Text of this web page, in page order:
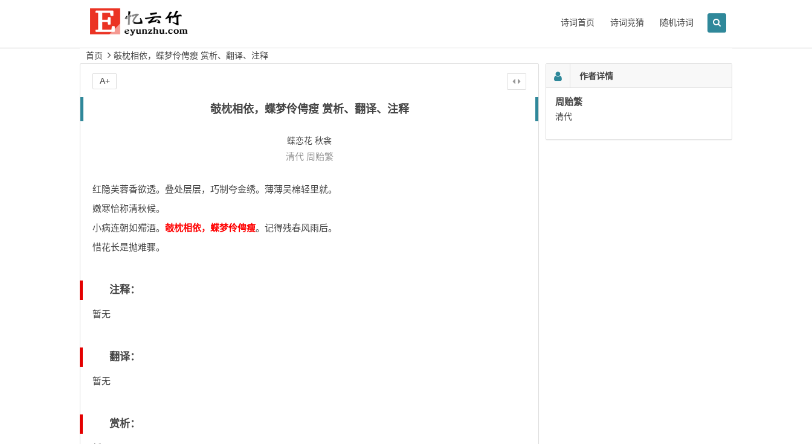
诗词首页 诗词竞猜 随机诗词
首页 攲枕相依，蝶梦伶俜瘦 赏析、翻译、注释
攲枕相依，蝶梦伶俜瘦 赏析、翻译、注释
蝶恋花 秋衾
清代 周贻繁
红隐芙蓉香欲透。叠处层层，巧制夸金绣。薄薄吴棉轻里就。
嫩寒恰称清秋候。
小病连朝如殢酒。 攲枕相依，蝶梦伶俜瘦。记得残春风雨后。
惜花长是抛难骤。
注释：
暂无
翻译：
暂无
赏析：
A+ 作者详情
周贻繁
清代